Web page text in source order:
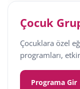
Çocuk
Çocuklara özel
programları,
Programa Gir